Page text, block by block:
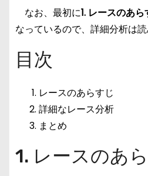
なお、最初に1. レースのあら
なっているので、詳細分析は
目次
レースのあらすじ
詳細なレース分析
まとめ
1. レースのあ